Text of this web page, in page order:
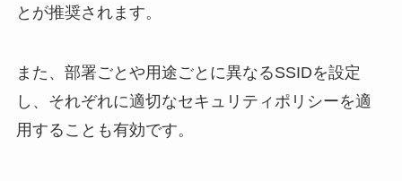
とが推奨されます。
また、部署ごとや用途ごとに異なるSSIDを設定
し、それぞれに適切なセキュリティポリシーを適
用することも有効です。